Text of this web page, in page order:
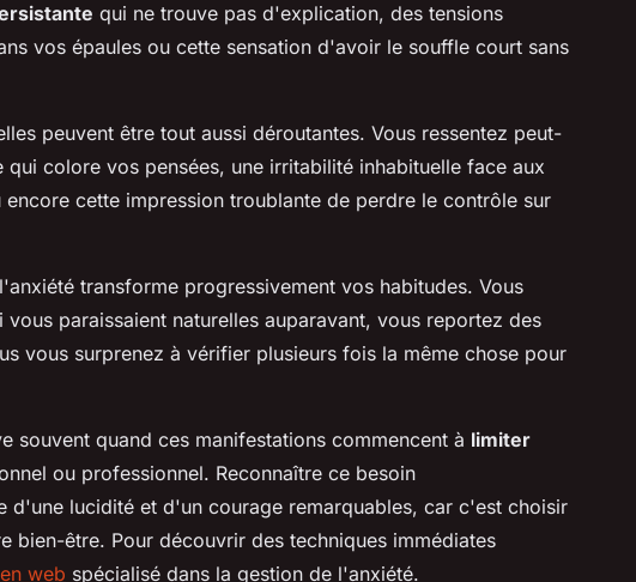
qui ne trouve pas d'explication, des tensions
vos épaules ou cette sensation d'avoir le souffle court sans
peuvent être tout aussi déroutantes. Vous ressentez peut-
qui colore vos pensées, une irritabilité inhabituelle face aux
cette impression troublante de perdre le contrôle sur
transforme progressivement vos habitudes. Vous
paraissaient naturelles auparavant, vous reportez des
vous surprenez à vérifier plusieurs fois la même chose pour
souvent quand ces manifestations commencent à limiter
ou professionnel. Reconnaître ce besoin
d'une lucidité et d'un courage remarquables, car c'est choisir
bien-être. Pour découvrir des techniques immédiates
web spécialisé dans la gestion de l'anxiété.